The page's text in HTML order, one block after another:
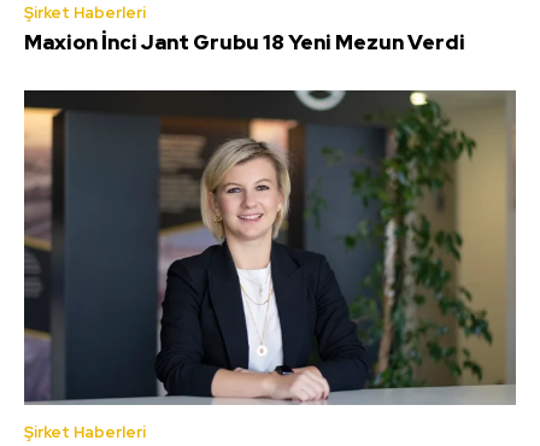
Şirket Haberleri
Maxion İnci Jant Grubu 18 Yeni Mezun Verdi
Şirket Haberleri